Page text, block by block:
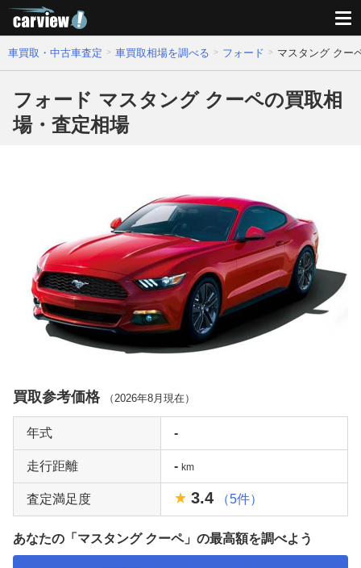
車買取・中古車査定 車買取相場を調べる フォード マスタング クー
フォード マスタング クーペの買取相
場・査定相場
買取参考価格 （ 2026年8月 現在）
年式 -
走行距離 - km
査定満足度 3.4 （5件）
あなたの「マスタング クーペ」の最高額を調べよう